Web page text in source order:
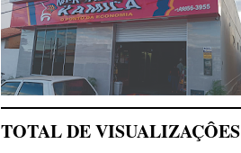
TOTAL DE VISUALIZAÇÔES